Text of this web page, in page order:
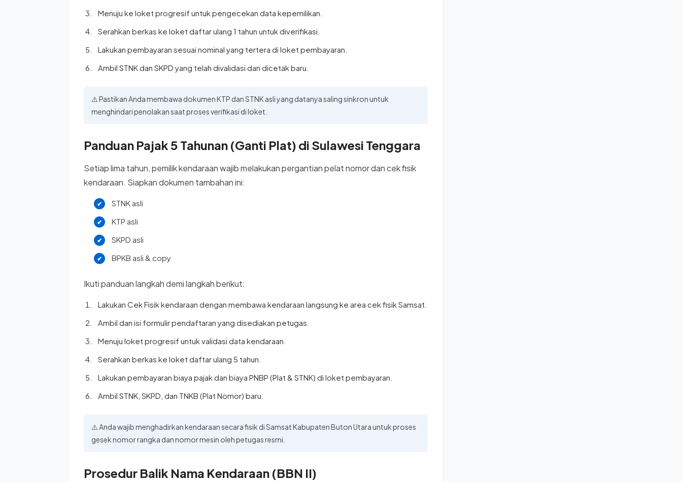
Menuju ke loket progresif untuk pengecekan data kepemilikan.
Serahkan berkas ke loket daftar ulang 1 tahun untuk diverifikasi.
Lakukan pembayaran sesuai nominal yang tertera di loket pembayaran.
Ambil STNK dan SKPD yang telah divalidasi dan dicetak baru.
⚠️ Pastikan Anda membawa dokumen KTP dan STNK asli yang datanya saling sinkron untuk
menghindari penolakan saat proses verifikasi di loket.
Panduan Pajak 5 Tahunan (Ganti Plat) di Sulawesi Tenggara
Setiap lima tahun, pemilik kendaraan wajib melakukan pergantian pelat nomor dan cek fisik
kendaraan. Siapkan dokumen tambahan ini:
STNK asli
KTP asli
SKPD asli
BPKB asli & copy
Ikuti panduan langkah demi langkah berikut:
Lakukan Cek Fisik kendaraan dengan membawa kendaraan langsung ke area cek fisik Samsat.
Ambil dan isi formulir pendaftaran yang disediakan petugas.
Menuju loket progresif untuk validasi data kendaraan.
Serahkan berkas ke loket daftar ulang 5 tahun.
Lakukan pembayaran biaya pajak dan biaya PNBP (Plat & STNK) di loket pembayaran.
Ambil STNK, SKPD, dan TNKB (Plat Nomor) baru.
⚠️ Anda wajib menghadirkan kendaraan secara fisik di Samsat Kabupaten Buton Utara untuk proses
gesek nomor rangka dan nomor mesin oleh petugas resmi.
Prosedur Balik Nama Kendaraan (BBN II)